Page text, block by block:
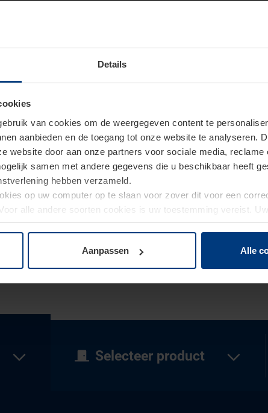
Details
van cookies om de weergegeven content te
aanbieden en de toegang tot onze website te analyseren.
website door aan onze partners voor sociale media, reclame
samen met andere gegevens die u beschikbaar heeft
hebben verzameld.
op uw computer op te slaan voor zover dit voor een
alle andere soorten cookies is uw toestemming vereist.
op paginaprivacyverklaringop onze website wijzigen of
Aanpassen Alle
Veendam
Selecteer product